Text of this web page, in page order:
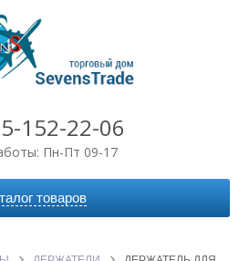
152-22-06
Пн-Пт 09-17
товаров